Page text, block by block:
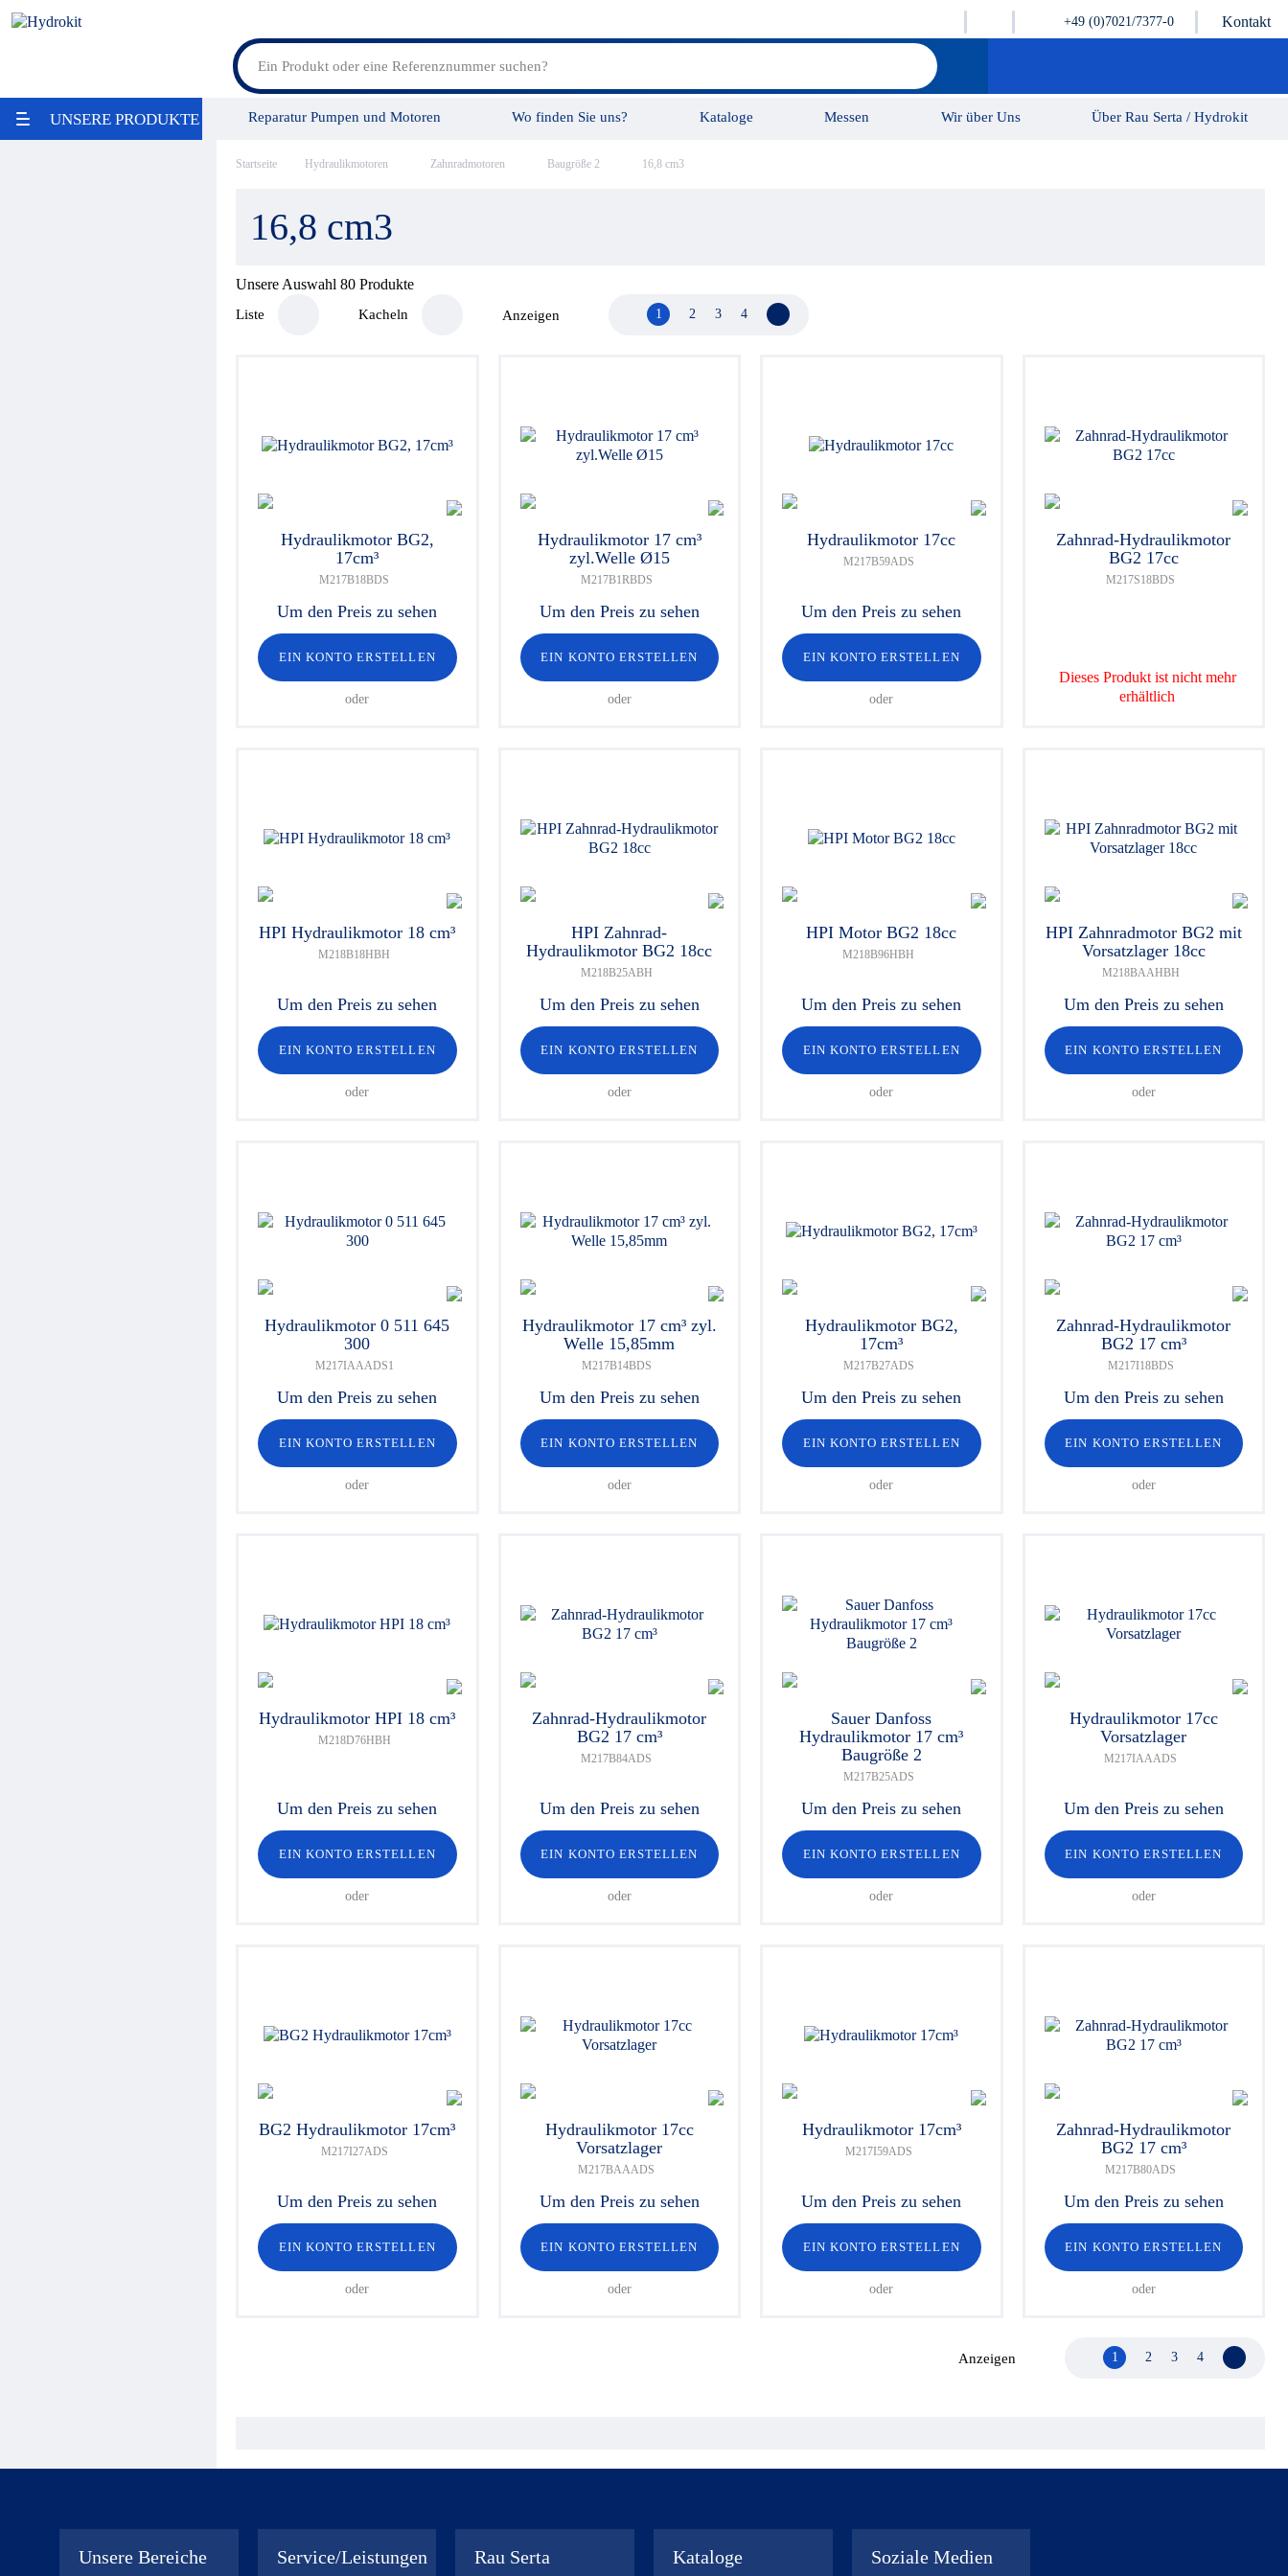
+49 (0)7021/7377-0 Kontakt
UNSERE PRODUKTE
Lösungen für Landmaschinen
Lösungen für Baumaschinen
Reparatur Pumpen und Motoren Wo finden Sie uns? Kataloge Messen Wir über Uns Über Rau Serta / Hydrokit
Service/Leistungen Videos
Startseite Hydraulikmotoren Zahnradmotoren Baugröße 2 16,8 cm3
16,8 cm3
Unsere Auswahl 80 Produkte
Liste Kacheln Anzeigen 1 2 3 4 Nächste Seite
Hydraulikmotor BG2,
17cm³
M217B18BDS
Um den Preis zu sehen
EIN KONTO ERSTELLEN
oder
Hydraulikmotor 17 cm³
zyl.Welle Ø15
M217B1RBDS
Um den Preis zu sehen
EIN KONTO ERSTELLEN
oder
Hydraulikmotor 17cc
M217B59ADS
Um den Preis zu sehen
EIN KONTO ERSTELLEN
oder
Zahnrad-Hydraulikmotor
BG2 17cc
M217S18BDS
Dieses Produkt ist nicht mehr
erhältlich
HPI Hydraulikmotor 18 cm³
M218B18HBH
Um den Preis zu sehen
EIN KONTO ERSTELLEN
oder
HPI Zahnrad-
Hydraulikmotor BG2 18cc
M218B25ABH
Um den Preis zu sehen
EIN KONTO ERSTELLEN
oder
HPI Motor BG2 18cc
M218B96HBH
Um den Preis zu sehen
EIN KONTO ERSTELLEN
oder
HPI Zahnradmotor BG2 mit
Vorsatzlager 18cc
M218BAAHBH
Um den Preis zu sehen
EIN KONTO ERSTELLEN
oder
Hydraulikmotor 0 511 645
300
M217IAAADS1
Um den Preis zu sehen
EIN KONTO ERSTELLEN
oder
Hydraulikmotor 17 cm³ zyl.
Welle 15,85mm
M217B14BDS
Um den Preis zu sehen
EIN KONTO ERSTELLEN
oder
Hydraulikmotor BG2,
17cm³
M217B27ADS
Um den Preis zu sehen
EIN KONTO ERSTELLEN
oder
Zahnrad-Hydraulikmotor
BG2 17 cm³
M217I18BDS
Um den Preis zu sehen
EIN KONTO ERSTELLEN
oder
Hydraulikmotor HPI 18 cm³
M218D76HBH
Um den Preis zu sehen
EIN KONTO ERSTELLEN
oder
Zahnrad-Hydraulikmotor
BG2 17 cm³
M217B84ADS
Um den Preis zu sehen
EIN KONTO ERSTELLEN
oder
Sauer Danfoss
Hydraulikmotor 17 cm³
Baugröße 2
M217B25ADS
Um den Preis zu sehen
EIN KONTO ERSTELLEN
oder
Hydraulikmotor 17cc
Vorsatzlager
M217IAAADS
Um den Preis zu sehen
EIN KONTO ERSTELLEN
oder
BG2 Hydraulikmotor 17cm³
M217I27ADS
Um den Preis zu sehen
EIN KONTO ERSTELLEN
oder
Hydraulikmotor 17cc
Vorsatzlager
M217BAAADS
Um den Preis zu sehen
EIN KONTO ERSTELLEN
oder
Hydraulikmotor 17cm³
M217I59ADS
Um den Preis zu sehen
EIN KONTO ERSTELLEN
oder
Zahnrad-Hydraulikmotor
BG2 17 cm³
M217B80ADS
Um den Preis zu sehen
EIN KONTO ERSTELLEN
oder
Anzeigen 1 2 3 4 Nächste
Unsere Bereiche Service/Leistungen Rau Serta Kataloge Soziale Medien